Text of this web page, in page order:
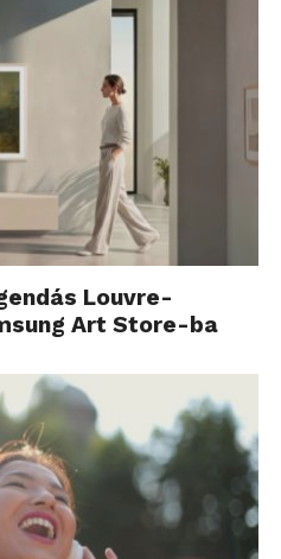
Louvre-
Art Store-ba